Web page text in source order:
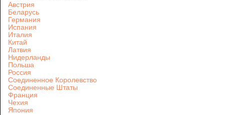
Австрия
Беларусь
Германия
Испания
Италия
Китай
Латвия
Нидерланды
Польша
Россия
Соединенное Королевство
Соединенные Штаты
Франция
Чехия
Япония